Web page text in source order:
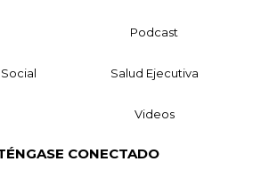
Podcast
Salud Ejecutiva
Videos
CONECTADO